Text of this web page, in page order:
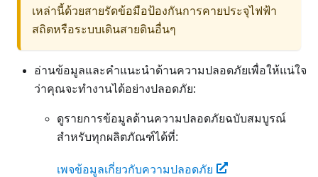
เหล่านี้ด้วยสายรัดข้อมือป้องกันการคายประจุไฟฟ้า
สถิตหรือระบบเดินสายดินอื่นๆ
อ่านข้อมูลและคำแนะนำด้านความปลอดภัยเพื่อให้แน่ใจ
ว่าคุณจะทำงานได้อย่างปลอดภัย:
ดูรายการข้อมูลด้านความปลอดภัยฉบับสมบูรณ์
สำหรับทุกผลิตภัณฑ์ได้ที่:
เพจข้อมูลเกี่ยวกับความปลอดภัย